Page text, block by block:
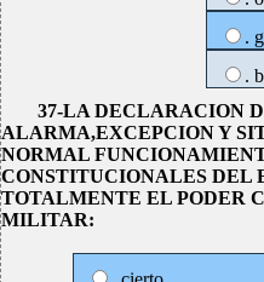
.
.
37-LA DECLARACION
ALARMA,EXCEPCION Y
NORMAL
CONSTITUCIONALES DEL
TOTALMENTE EL PODER
MILITAR: